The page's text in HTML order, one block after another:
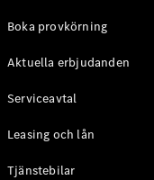
Konfigurator
Mercedes-
Benz Online
Coupé
Boka provkörning
Aktuella erbjudanden
Serviceavtal
Leasing och lån
Tjänstebilar